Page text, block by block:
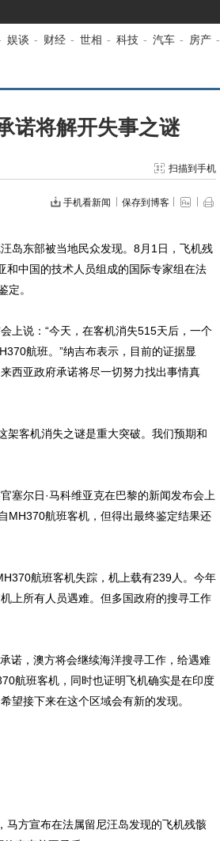
娱谈 - 财经 - 世相 - 科技 - 汽车 - 房产 -
诺将解开失事之谜
扫描到手机
手机看新闻 保存到博客
东部被当地民众发现。8月1日，飞机残
和中国的技术人员组成的国际专家组在法
定。
说：“今天，在客机消失515天后，一个
航班。”纳吉布表示，目前的证据显
西亚政府承诺将尽一切努力找出事情真
客机消失之谜是重大突破。我们预期和
尔日·马科维亚克在巴黎的新闻发布会上
MH370航班客机，但得出最终鉴定结果还
航班客机失踪，机上载有239人。今年
上所有人员遇难。但多国政府的搜寻工作
，澳方将会继续海洋搜寻工作，给遇难
航班客机，同时也证明飞机确实是在印度
望接下来在这个区域会有新的发现。
方宣布在法属留尼汪岛发现的飞机残骸